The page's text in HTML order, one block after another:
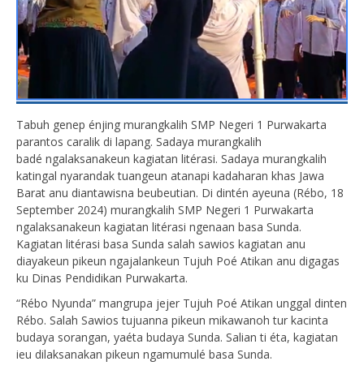
Tabuh genep énjing murangkalih SMP Negeri 1 Purwakarta
parantos caralik di lapang. Sadaya murangkalih
badé ngalaksanakeun kagiatan litérasi. Sadaya murangkalih
katingal nyarandak tuangeun atanapi kadaharan khas Jawa
Barat anu diantawisna beubeutian. Di dintén ayeuna (Rébo, 18
September 2024) murangkalih SMP Negeri 1 Purwakarta
ngalaksanakeun kagiatan litérasi ngenaan basa Sunda.
Kagiatan litérasi basa Sunda salah sawios kagiatan anu
diayakeun pikeun ngajalankeun Tujuh Poé Atikan anu digagas
ku Dinas Pendidikan Purwakarta.
“Rébo Nyunda” mangrupa jejer Tujuh Poé Atikan unggal dinten
Rébo. Salah Sawios tujuanna pikeun mikawanoh tur kacinta
budaya sorangan, yaéta budaya Sunda. Salian ti éta, kagiatan
ieu dilaksanakan pikeun ngamumulé basa Sunda.